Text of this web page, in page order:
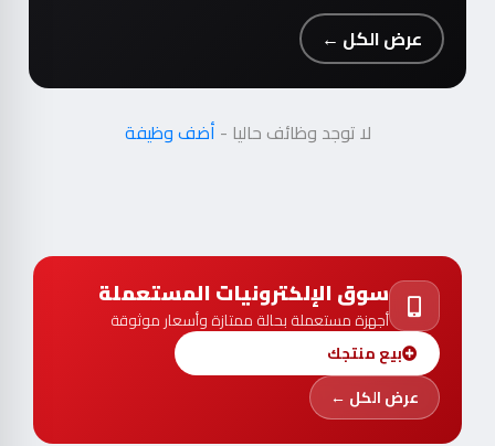
عرض الكل ←
لا توجد وظائف حاليا - أضف وظيفة
سوق الإلكترونيات المستعملة
أجهزة مستعملة بحالة ممتازة وأسعار موثوقة
بيع منتجك
عرض الكل ←